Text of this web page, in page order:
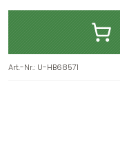
Art.-Nr.: U-HB68571